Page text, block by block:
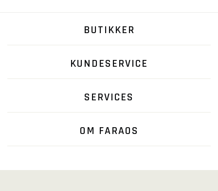
BUTIKKER
KUNDESERVICE
SERVICES
OM FARAOS